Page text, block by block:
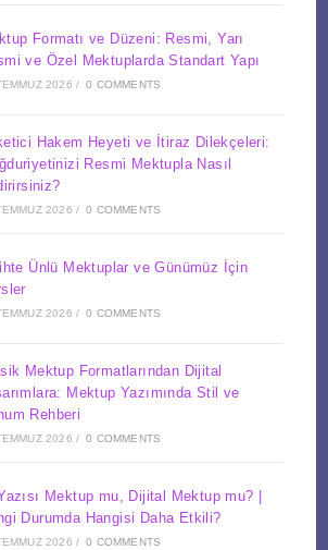
Formatı ve Düzeni: Resmi, Yarı
ve Özel Mektuplarda Standart Yapı
2026 / 0 COMMENTS
Hakem Heyeti ve İtiraz Dilekçeleri:
Resmi Mektupla Nasıl
2026 / 0 COMMENTS
Ünlü Mektuplar ve Günümüz İçin
2026 / 0 COMMENTS
Mektup Formatlarından Dijital
Mektup Yazımında Stil ve
Rehberi
2026 / 0 COMMENTS
Mektup mu, Dijital Mektup mu? |
Durumda Hangisi Daha Etkili?
2026 / 0 COMMENTS